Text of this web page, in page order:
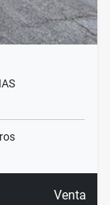
Venta